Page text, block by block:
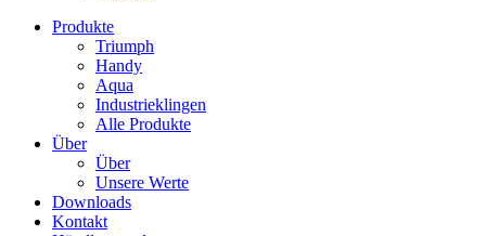
Produkte
Triumph
Handy
Aqua
Industrieklingen
Alle Produkte
Über
Über
Unsere Werte
Downloads
Kontakt